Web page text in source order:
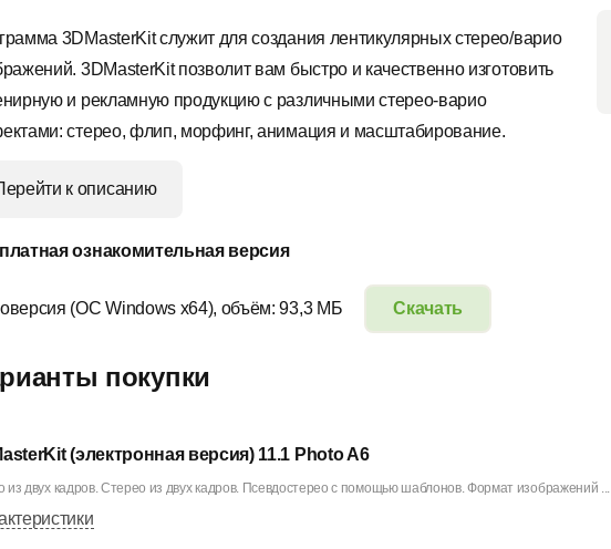
3DMasterKit служит для создания лентикулярных стерео/варио
3DMasterKit позволит вам быстро и качественно изготовить
и рекламную продукцию с различными стерео-варио
стерео, флип, морфинг, анимация и масштабирование.
к описанию
ознакомительная версия
Скачать
(ОС Windows х64), объём: 93,3 МБ
покупки
(электронная версия) 11.1 Photo A6
из двух кадров. Стерео из двух кадров. Псевдостерео с помощью шаблонов. Формат изображений ...